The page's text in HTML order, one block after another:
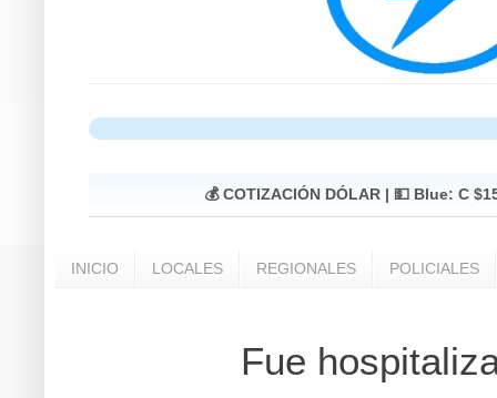
💰 COTIZACIÓN DÓLAR | 💵 Blue: C
INICIO LOCALES REGIONALES POLICIALES
Fue